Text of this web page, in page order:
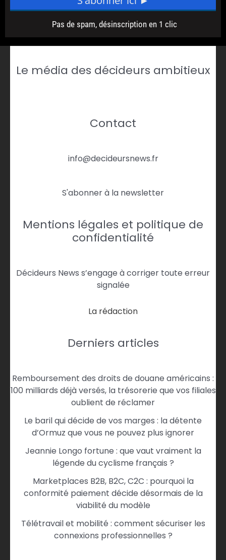
Le média des décideurs ambitieux
Contact
info@decideursnews.fr
S'abonner à la newsletter
Mentions légales et politique de
confidentialité
Décideurs News s’engage à corriger toute erreur
signalée
La rédaction
Derniers articles
Remboursement des droits de douane américains :
100 milliards déjà versés, la trésorerie que vos filiales
oublient de réclamer
Le baril qui décide de vos marges : la détente
d’Ormuz que vous ne pouvez plus ignorer
Jeannie Longo fortune : que vaut vraiment la
légende du cyclisme français ?
Marketplaces B2B, B2C, C2C : pourquoi la
conformité paiement décide désormais de la
viabilité du modèle
Télétravail et mobilité : comment sécuriser les
connexions professionnelles ?